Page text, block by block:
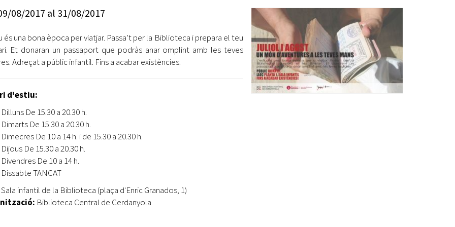
Ètica i Integritat
Retiment de Comptes
Accés a Informació Pública
Dades Obertes
jove 2026
Cerdanyola opta a més de 5 milions d'euros del Pla de
Barris per transformar les Fontetes, Quatre Cantons i
l'entorn de l'avinguda Catalunya
tret de sortida al festival
L’Ajuntament reparteix ulleres gratuïtes per veure
l'eclipsi solar
Entitats
Equipaments
Mercats Municipals
08/2017 al 31/08/2017
és una bona època per viatjar. Passa’t per la Biblioteca i prepara el teu
Et donaran un passaport que podràs anar omplint amb les teves
Adreçat a públic infantil. Fins a acabar existències.
d'estiu:
Dilluns De 15.30 a 20.30 h.
Dimarts De 15.30 a 20.30 h.
Dimecres De 10 a 14 h. i de 15.30 a 20.30 h.
Dijous De 15.30 a 20.30 h.
Divendres De 10 a 14 h.
Dissabte TANCAT
Sala infantil de la Biblioteca (plaça d'Enric Granados, 1)
Biblioteca Central de Cerdanyola